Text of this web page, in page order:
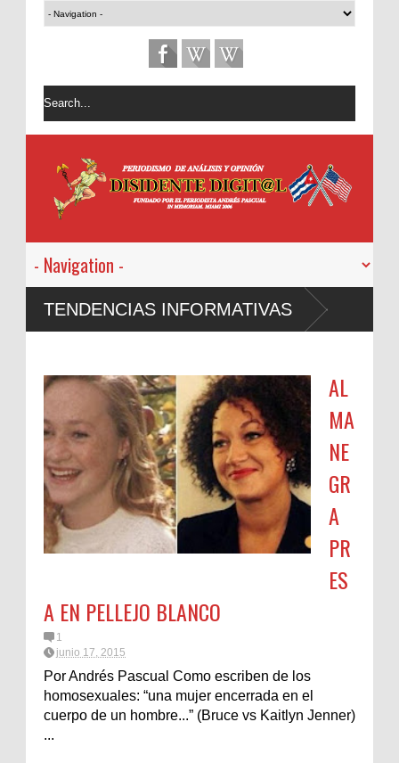
TENDENCIAS INFORMATIVAS
AL
MA
NE
GR
A
PR
ES
A EN PELLEJO BLANCO
1
junio 17, 2015
Por Andrés Pascual Como escriben de los
homosexuales: “una mujer encerrada en el
cuerpo de un hombre...” (Bruce vs Kaitlyn Jenner)
...